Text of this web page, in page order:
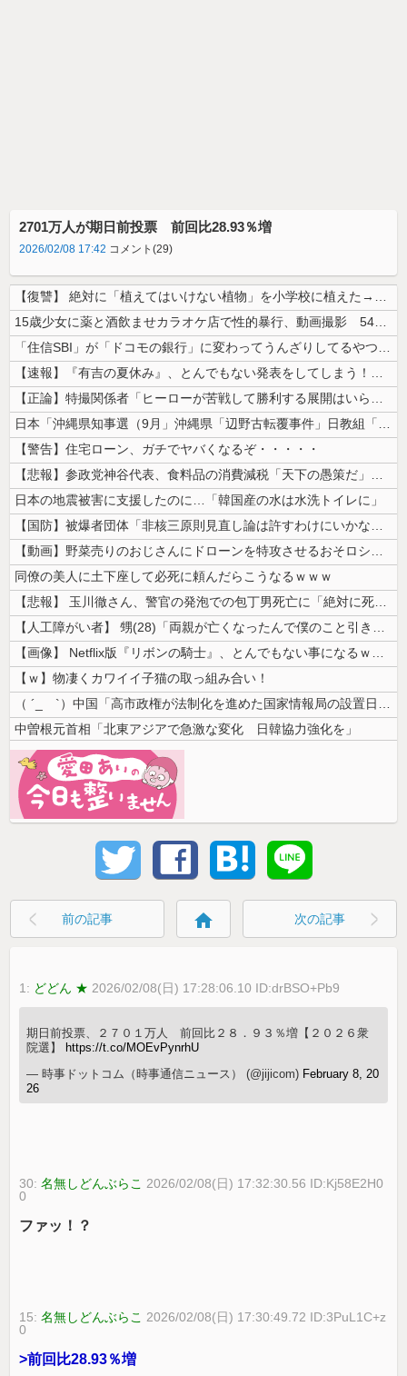
2701万人が期日前投票 前回比28.93％増
2026/02/08 17:42 コメント(29)
【復讐】 絶対に「植えてはいけない植物」を小学校に植えた→20年経って...
15歳少女に薬と酒飲ませカラオケ店で性的暴行、動画撮影 54歳無職を再...
「住信SBI」が「ドコモの銀行」に変わってうんざりしてるやつｗｗｗｗｗ...
【速報】『有吉の夏休み』、とんでもない発表をしてしまう！！！！！
【正論】特撮関係者「ヒーローが苦戦して勝利する展開はいらない。それで特...
日本「沖縄県知事選（9月」沖縄県「辺野古転覆事件」日教組「同志社批判！...
【警告】住宅ローン、ガチでヤバくなるぞ・・・・・
【悲報】参政党神谷代表、食料品の消費減税「天下の愚策だ」と批判ｗｗｗｗ...
日本の地震被害に支援したのに…「韓国産の水は水洗トイレに」
【国防】被爆者団体「非核三原則見直し論は許すわけにいかない」 ネット「...
【動画】野菜売りのおじさんにドローンを特攻させるおそロシア。
同僚の美人に土下座して必死に頼んだらこうなるｗｗｗ
【悲報】 玉川徹さん、警官の発泡での包丁男死亡に「絶対に死刑にならない...
【人工障がい者】 甥(28)「両親が亡くなったんで僕のこと引き取ってほ...
【画像】 Netflix版『リボンの騎士』、とんでもない事になるｗｗｗ...
【ｗ】物凄くカワイイ子猫の取っ組み合い！
（ ´_ゝ`）中国「高市政権が法制化を進めた国家情報局の設置日が7月3...
中曽根元首相「北東アジアで急激な変化 日韓協力強化を」
前の記事 home 次の記事
1: どどん ★ 2026/02/08(日) 17:28:06.10 ID:drBSO+Pb9
期日前投票、２７０１万人 前回比２８．９３％増【２０２６衆
院選】
https://t.co/MOEvPynrhU
— 時事ドットコム（時事通信ニュース） (@jijicom) February 8, 20
26
30:名無しどんぶらこ 2026/02/08(日) 17:32:30.56 ID:Kj58E2H0
0
ファッ！？
15:名無しどんぶらこ 2026/02/08(日) 17:30:49.72 ID:3PuL1C+z
0
>前回比28.93％増